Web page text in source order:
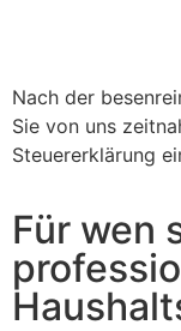
Nach der
Sie von uns
Steuererklärung
Für wen